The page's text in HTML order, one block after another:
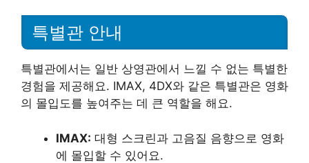
특별관 안내
특별관에서는 일반 상영관에서 느낄 수 없는 특별한
경험을 제공해요. IMAX, 4DX와 같은 특별관은 영화
의 몰입도를 높여주는 데 큰 역할을 해요.
IMAX: 대형 스크린과 고음질 음향으로 영화
에 몰입할 수 있어요.